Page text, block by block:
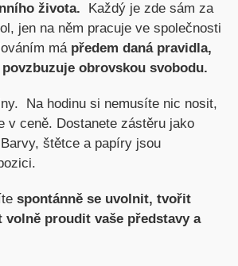
života. Každý je zde sám za
jen na něm pracuje ve společnosti
má předem daná pravidla,
obrovskou svobodu.
Na hodinu si nemusíte nic nosit,
v ceně. Dostanete zástěru jako
štětce a papíry jsou
spontánně se uvolnit, tvořit
volně proudit vaše představy a